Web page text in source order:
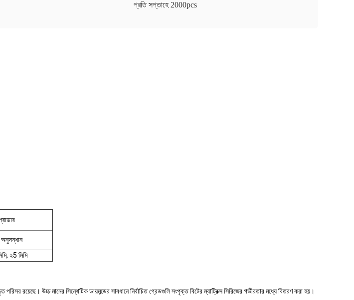
প্রতি সপ্তাহে 2000pcs
২5 মিমি
রয়েছে। উচ্চ মানের সিন্থেটিক ডায়মন্ডের সাবধানে নির্বাচিত গ্রেডগুলি সংপৃক্ত বিটের ম্যাট্রিক্স সিরিজের গভীরতার মধ্যে বিতরণ করা হয়।